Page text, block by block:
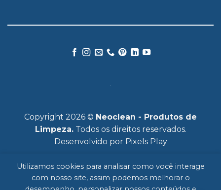
Copyright 2026 © Neoclean - Produtos de
Limpeza.Todos os direitos reservados.
Desenvolvido por Pixels Play
Utilizamos cookies para analisar como você interage
com nosso site, assim podemos melhorar o